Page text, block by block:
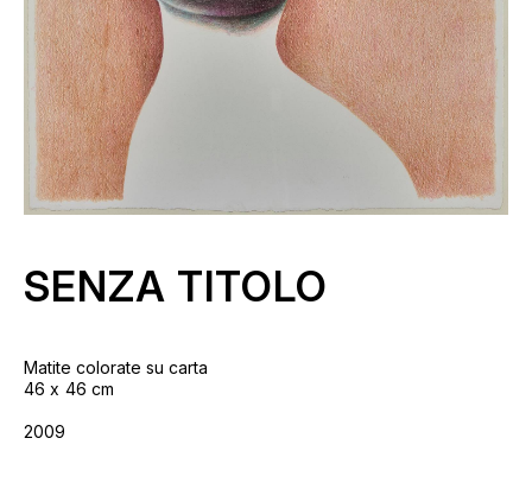
SENZA TITOLO
Matite colorate su carta
46
46 cm
2009